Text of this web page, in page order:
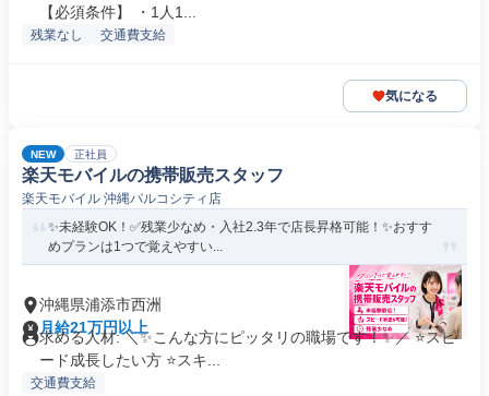
【必須条件】 ・1人1...
残業なし 交通費支給
気になる
NEW 正社員
楽天モバイルの携帯販売スタッフ
楽天モバイル 沖縄パルコシティ店
✨未経験OK！✅残業少なめ・入社2.3年で店長昇格可能！✨おすす
めプランは1つで覚えやすい...
沖縄県浦添市西洲
月給21万円以上
求める人材: ＼✨こんな方にピッタリの職場です！✨／ ⭐スピ
ード成長したい方 ⭐スキ...
交通費支給